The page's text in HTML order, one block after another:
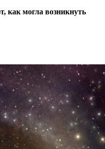
как могла возникнуть